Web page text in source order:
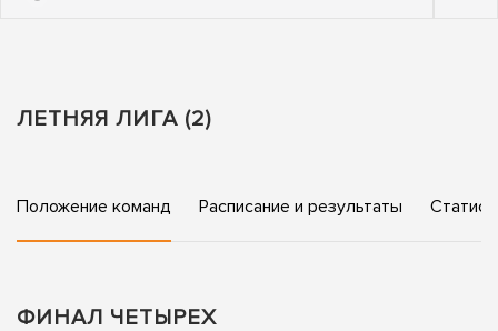
ЛЕТНЯЯ ЛИГА (2)
Положение команд Расписание и результаты
ФИНАЛ ЧЕТЫРЕХ